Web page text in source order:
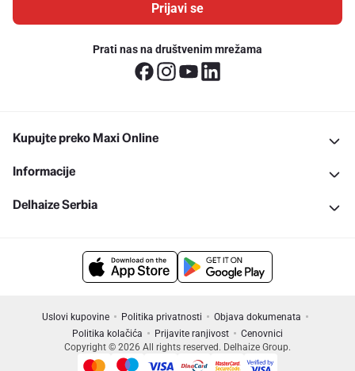
Prijavi se
Prati nas na društvenim mrežama
Kupujte preko Maxi Online
Informacije
Delhaize Serbia
Uslovi kupovine Politika privatnosti
Objava dokumenata
Politika kolačića
Prijavite ranjivost
Cenovnici
Copyright © 2026 All rights reserved. Delhaize Group.